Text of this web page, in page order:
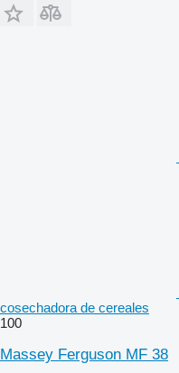
cosechadora de cereales
100
Massey Ferguson MF 38